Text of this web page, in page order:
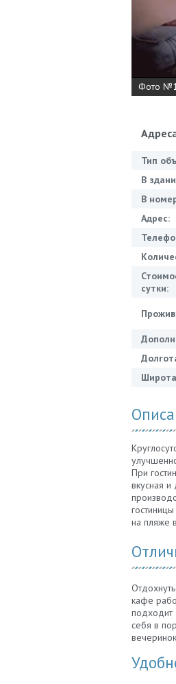
Фото
Тип
В
В
Адрес:
сутки:
При
вкусная
на пляже
кафе
подходит
себя в